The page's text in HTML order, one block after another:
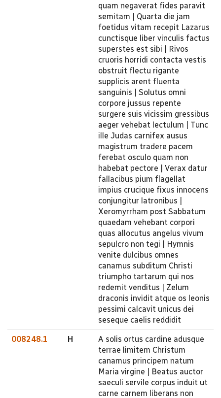
quam negaverat fides paravit
semitam | Quarta die jam
foetidus vitam recepit Lazarus
cunctisque liber vinculis factus
superstes est sibi | Rivos
cruoris horridi contacta vestis
obstruit flectu rigante
supplicis arent fluenta
sanguinis | Solutus omni
corpore jussus repente
surgere suis vicissim gressibus
aeger vehebat lectulum | Tunc
ille Judas carnifex ausus
magistrum tradere pacem
ferebat osculo quam non
habebat pectore | Verax datur
fallacibus pium flagellat
impius crucique fixus innocens
conjungitur latronibus |
Xeromyrrham post Sabbatum
quaedam vehebant corpori
quas allocutus angelus vivum
sepulcro non tegi | Hymnis
venite dulcibus omnes
canamus subditum Christi
triumpho tartarum qui nos
redemit venditus | Zelum
draconis invidit atque os leonis
pessimi calcavit unicus dei
seseque caelis reddidit
008248.1 H
A solis ortus cardine adusque
terrae limitem Christum
canamus principem natum
Maria virgine | Beatus auctor
saeculi servile corpus induit ut
carne carnem liberans non